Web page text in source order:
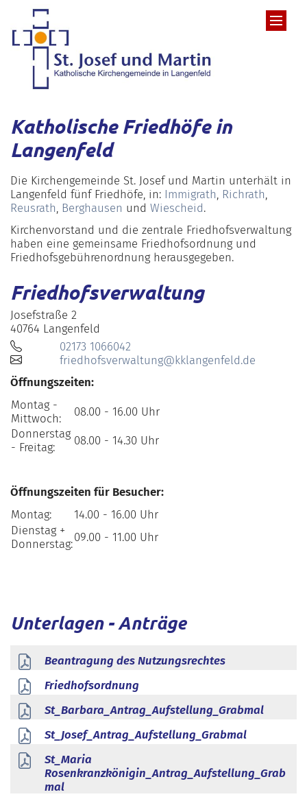
Zum Inhalt springen
Katholische Friedhöfe in
Langenfeld
Die Kirchengemeinde St. Josef und Martin unterhält in
Langenfeld fünf Friedhöfe, in: Immigrath, Richrath,
Reusrath, Berghausen und Wiescheid.
Kirchenvorstand und die zentrale Friedhofsverwaltung
haben eine gemeinsame Friedhofsordnung und
Friedhofsgebührenordnung herausgegeben.
Friedhofsverwaltung
Josefstraße 2
40764 Langenfeld
02173 1066042
friedhofsverwaltung@kklangenfeld.de
Öffnungszeiten:
Montag -
Mittwoch:
08.00 - 16.00 Uhr
Donnerstag
- Freitag:
08.00 - 14.30 Uhr
Öffnungszeiten für Besucher:
Montag:
14.00 - 16.00 Uhr
Dienstag +
Donnerstag:09.00 - 11.00 Uhr
Unterlagen - Anträge
Beantragung des Nutzungsrechtes
Friedhofsordnung
St_Barbara_Antrag_Aufstellung_Grabmal
St_Josef_Antrag_Aufstellung_Grabmal
St_Maria
Rosenkranzkönigin_Antrag_Aufstellung_Grab
mal